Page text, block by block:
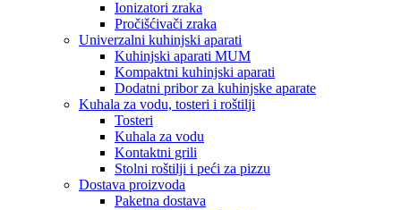
Ionizatori zraka
Pročišćivači zraka
Univerzalni kuhinjski aparati
Kuhinjski aparati MUM
Kompaktni kuhinjski aparati
Dodatni pribor za kuhinjske aparate
Kuhala za vodu, tosteri i roštilji
Tosteri
Kuhala za vodu
Kontaktni grili
Stolni roštilji i peći za pizzu
Dostava proizvoda
Paketna dostava